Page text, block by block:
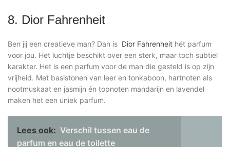
8. Dior Fahrenheit
Ben jij een creatieve man? Dan is Dior Fahrenheit hét parfum
voor jou. Het luchtje beschikt over een sterk, maar toch subtiel
karakter. Het is een parfum voor de man die gesteld is op zijn
vrijheid. Met basistonen van leer en tonkaboon, hartnoten als
nootmuskaat en jasmijn én topnoten mandarijn en lavendel
maken het een uniek parfum.
Lees ook: Verschil tussen eau de
parfum en eau de toilette